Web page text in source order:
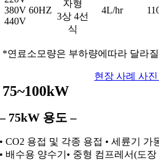
380V
440V
60HZ
자형
3상 4선
식
4L/hr
*연료소모량은 부하량에따라 달라
현장 사례 사진
75~100kW
– 75kW 용도 –
• CO2 용접 및 각종 용접 • 세륜기 가
• 배수용 양수기• 중형 컴프레서(도장